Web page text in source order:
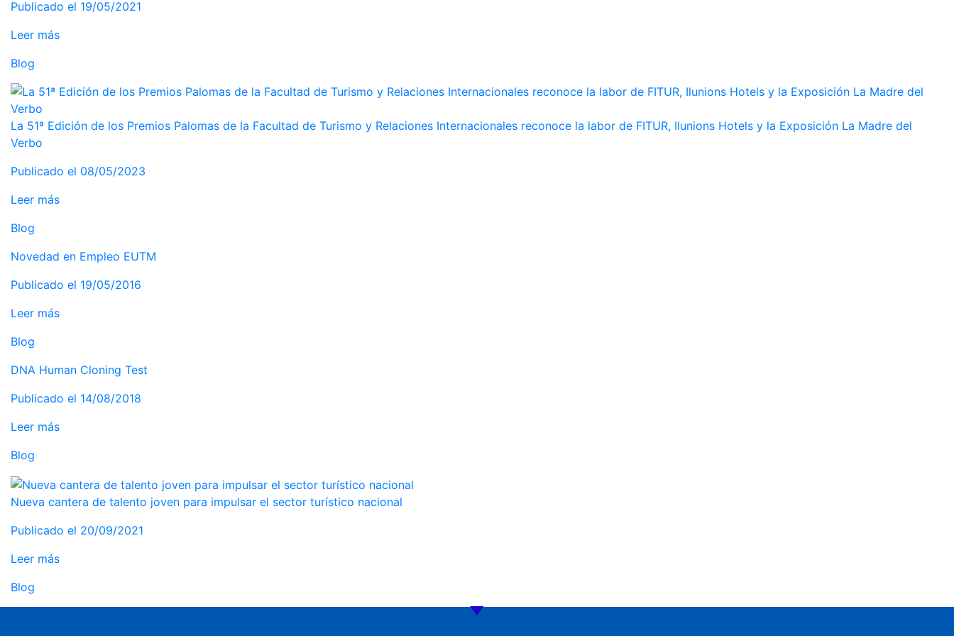
Publicado el 19/05/2021
Leer más
Blog
La 51ª Edición de los Premios Palomas de la Facultad de Turismo y Relaciones Internacionales reconoce la labor de FITUR, Ilunions Hotels y la Exposición La Madre del
Verbo
Publicado el 08/05/2023
Leer más
Blog
Novedad en Empleo EUTM
Publicado el 19/05/2016
Leer más
Blog
DNA Human Cloning Test
Publicado el 14/08/2018
Leer más
Blog
Nueva cantera de talento joven para impulsar el sector turístico nacional
Publicado el 20/09/2021
Leer más
Blog